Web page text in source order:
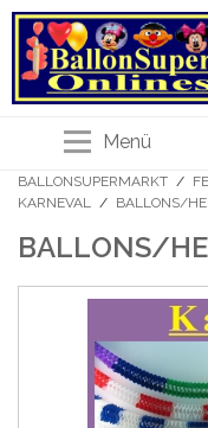
Menü
BALLONSUPERMARKT /
KARNEVAL / BALLONS/
BALLONS/